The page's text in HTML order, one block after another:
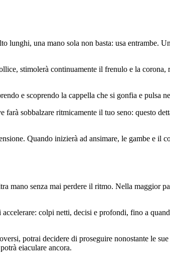
una mano sola non basta: usa entrambe.
stimolerà continuamente il frenulo e la corona,
e scoprendo la cappella che si gonfia e pulsa
sobbalzare ritmicamente il tuo seno: questo
Quando inizierà ad ansimare, le gambe e il
mano senza mai perdere il ritmo. Nella maggior
colpi netti, decisi e profondi, fino a
potrai decidere di proseguire nonostante le
eiaculare ancora.